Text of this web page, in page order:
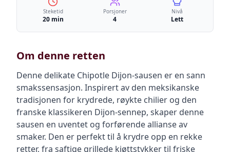
Steketid
20 min
Porsjoner
4
Nivå
Lett
Om denne retten
Denne delikate Chipotle Dijon-sausen er en sann
smakssensasjon. Inspirert av den meksikanske
tradisjonen for krydrede, røykte chilier og den
franske klassikeren Dijon-sennep, skaper denne
sausen en uventet og forførende allianse av
smaker. Den er perfekt til å krydre opp en rekke
retter, fra saftige grillede kjøttstykker til friske